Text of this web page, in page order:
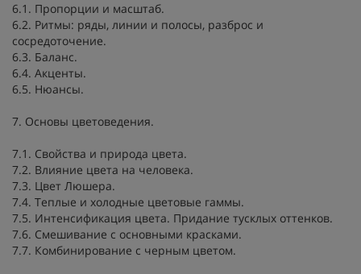
6.1. Пропорции и масштаб.
6.2. Ритмы: ряды, линии и полосы, разброс и
сосредоточение.
6.3. Баланс.
6.4. Акценты.
6.5. Нюансы.
7. Основы цветоведения.
7.1. Свойства и природа цвета.
7.2. Влияние цвета на человека.
7.3. Цвет Люшера.
7.4. Теплые и холодные цветовые гаммы.
7.5. Интенсификация цвета. Придание тусклых оттенков.
7.6. Смешивание с основными красками.
7.7. Комбинирование с черным цветом.